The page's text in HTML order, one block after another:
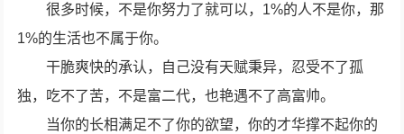
很多时候，不是你努力了就可以，1%的人不是你，那
1%的生活也不属于你。
干脆爽快的承认，自己没有天赋秉异，忍受不了孤
独，吃不了苦，不是富二代，也艳遇不了高富帅。
当你的长相满足不了你的欲望，你的才华撑不起你的